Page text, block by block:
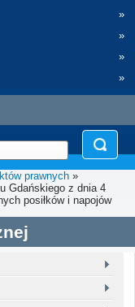
»
»
»
»
prawnych »
Gdańskiego z dnia 4
posiłków i napojów